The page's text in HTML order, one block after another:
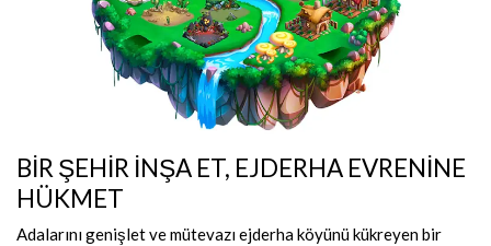
BİR ŞEHİR İNŞA ET, EJDERHA EVRENİNE
HÜKMET
Adalarını genişlet ve mütevazı ejderha köyünü kükreyen bir